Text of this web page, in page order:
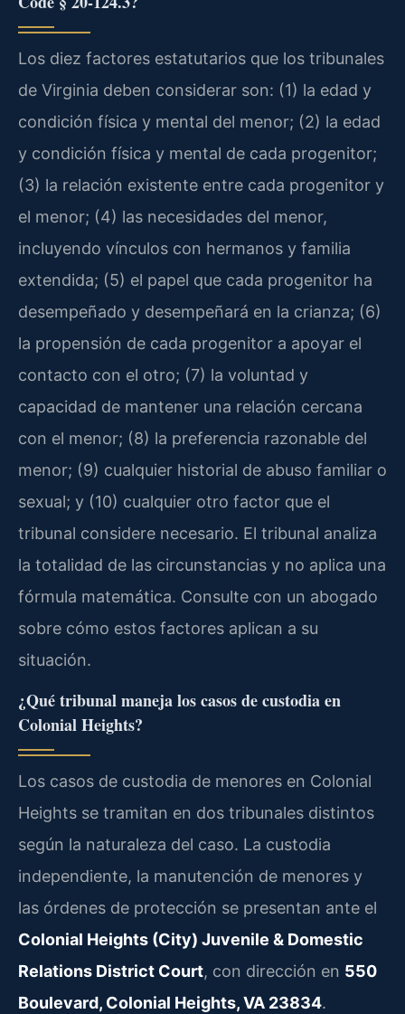
Los diez factores estatutarios que los tribunales
de Virginia deben considerar son: (1) la edad y
condición física y mental del menor; (2) la edad
y condición física y mental de cada progenitor;
(3) la relación existente entre cada progenitor y
el menor; (4) las necesidades del menor,
incluyendo vínculos con hermanos y familia
extendida; (5) el papel que cada progenitor ha
desempeñado y desempeñará en la crianza; (6)
la propensión de cada progenitor a apoyar el
contacto con el otro; (7) la voluntad y
capacidad de mantener una relación cercana
con el menor; (8) la preferencia razonable del
menor; (9) cualquier historial de abuso familiar o
sexual; y (10) cualquier otro factor que el
tribunal considere necesario. El tribunal analiza
la totalidad de las circunstancias y no aplica una
fórmula matemática. Consulte con un abogado
sobre cómo estos factores aplican a su
situación.
¿Qué tribunal maneja los casos de custodia en
Colonial Heights?
Los casos de custodia de menores en Colonial
Heights se tramitan en dos tribunales distintos
según la naturaleza del caso. La custodia
independiente, la manutención de menores y
las órdenes de protección se presentan ante el
Colonial Heights (City) Juvenile & Domestic
Relations District Court, con dirección en 550
Boulevard, Colonial Heights, VA 23834.